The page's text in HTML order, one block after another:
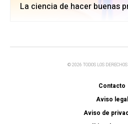
La ciencia de hacer buenas
© 2026 TODOS LOS
Contacto
Aviso legal
Aviso de